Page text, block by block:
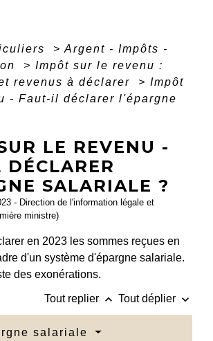
> Argent - Impôts -
> Impôt sur le revenu :
revenus à déclarer
> Impôt
- Faut-il déclarer l'épargne
LE REVENU -
SALARIALE ?
- Direction de l'information légale et
ministre)
en 2023 les sommes reçues en
d'un système d'épargne salariale.
des exonérations.
Tout replier keyboard_arrow_up Tout déplier keyboard_arrow_down
salariale